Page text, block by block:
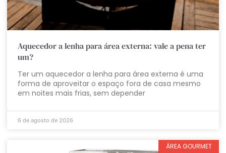
Aquecedor a lenha para área externa: vale a pena ter
um?
Ter um aquecedor a lenha para área externa é uma
forma de aproveitar o espaço fora de casa mesmo
em noites mais frias, sem depender
6 de agosto de 2026
ÁREA GOURMET